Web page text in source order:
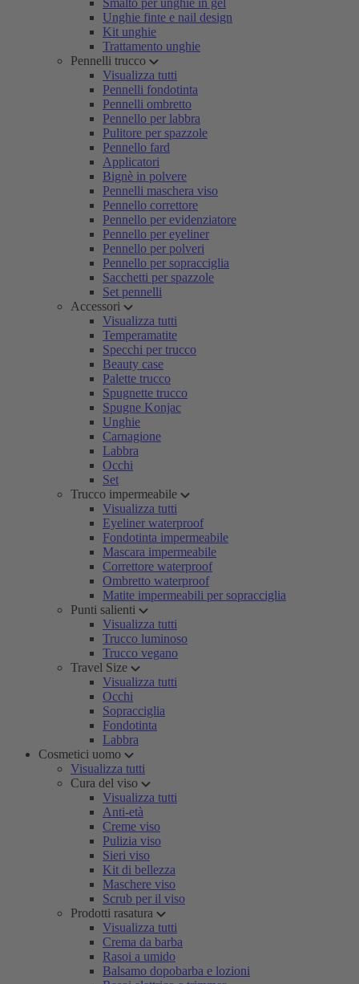
Smalto per unghie in gel
Unghie finte e nail design
Kit unghie
Trattamento unghie
Pennelli trucco
Visualizza tutti
Pennelli fondotinta
Pennelli ombretto
Pennello per labbra
Pulitore per spazzole
Pennello fard
Applicatori
Bignè in polvere
Pennelli maschera viso
Pennello correttore
Pennello per evidenziatore
Pennello per eyeliner
Pennello per polveri
Pennello per sopracciglia
Sacchetti per spazzole
Set pennelli
Accessori
Visualizza tutti
Temperamatite
Specchi per trucco
Beauty case
Palette trucco
Spugnette trucco
Spugne Konjac
Unghie
Carnagione
Labbra
Occhi
Set
Trucco impermeabile
Visualizza tutti
Eyeliner waterproof
Fondotinta impermeabile
Mascara impermeabile
Correttore waterproof
Ombretto waterproof
Matite impermeabili per sopracciglia
Punti salienti
Visualizza tutti
Trucco luminoso
Trucco vegano
Travel Size
Visualizza tutti
Occhi
Sopracciglia
Fondotinta
Labbra
Cosmetici uomo
Visualizza tutti
Cura del viso
Visualizza tutti
Anti-età
Creme viso
Pulizia viso
Sieri viso
Kit di bellezza
Maschere viso
Scrub per il viso
Prodotti rasatura
Visualizza tutti
Crema da barba
Rasoi a umido
Balsamo dopobarba e lozioni